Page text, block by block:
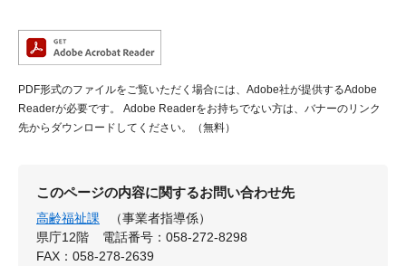
PDF形式のファイルをご覧いただく場合には、Adobe社が提供するAdobe
Readerが必要です。
Adobe Readerをお持ちでない方は、バナーのリンク
先からダウンロードしてください。（無料）
このページの内容に関するお問い合わせ先
高齢福祉課
（事業者指導係）
県庁12階
電話番号：058-272-8298
FAX：058-278-2639